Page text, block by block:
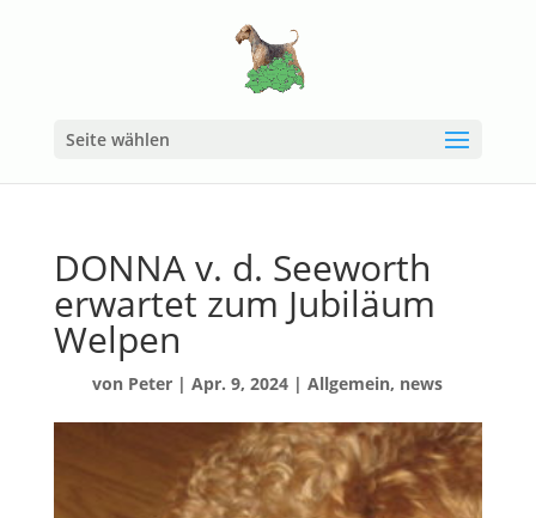
Seite wählen
DONNA v. d. Seeworth
erwartet zum Jubiläum
Welpen
von Peter |Apr. 9, 2024 |Allgemein, news